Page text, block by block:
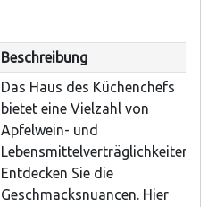
Beschreibung
Das Haus des Küchenchefs
bietet eine Vielzahl von
Apfelwein- und
Lebensmittelverträglichkeiten.
Entdecken Sie die
Geschmacksnuancen. Hier